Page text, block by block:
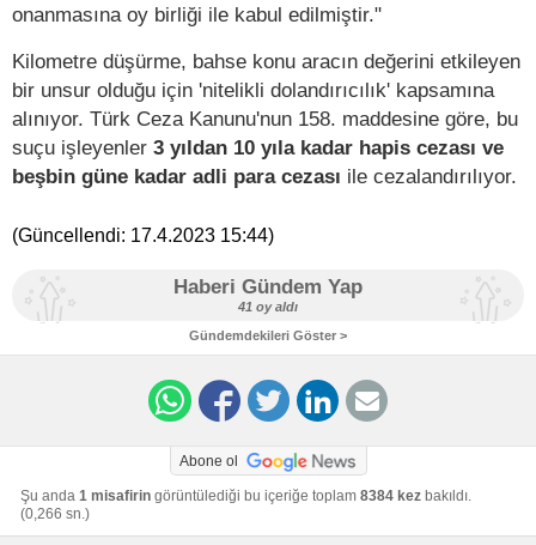
onanmasına oy birliği ile kabul edilmiştir."
Kilometre düşürme, bahse konu aracın değerini etkileyen
bir unsur olduğu için 'nitelikli dolandırıcılık' kapsamına
alınıyor. Türk Ceza Kanunu'nun 158. maddesine göre, bu
suçu işleyenler 3 yıldan 10 yıla kadar hapis cezası ve
beşbin güne kadar adli para cezası ile cezalandırılıyor.
(Güncellendi: 17.4.2023 15:44)
Haberi Gündem Yap
41 oy aldı
Gündemdekileri Göster >
Abone ol
Şu anda 1 misafirin görüntülediği bu içeriğe toplam 8384 kez bakıldı.
(0,266 sn.)